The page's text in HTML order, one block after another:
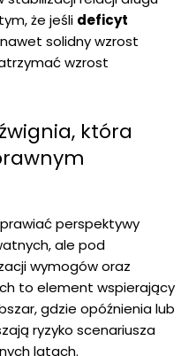
że jeśli deficyt
solidny wzrost
wzrost
która
perspektywy
ale pod
wymogów oraz
to element wspierający
gdzie opóźnienia lub
ryzyko scenariusza
latach.